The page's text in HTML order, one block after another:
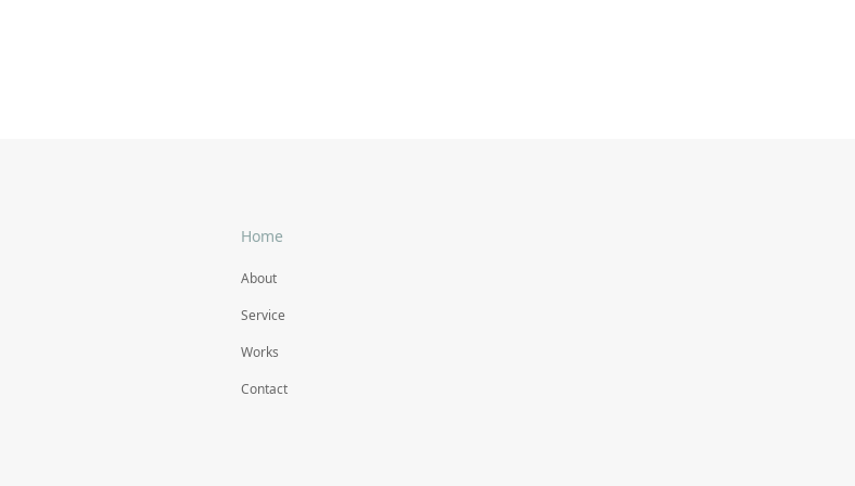
Home
About
Service
Works
Contact